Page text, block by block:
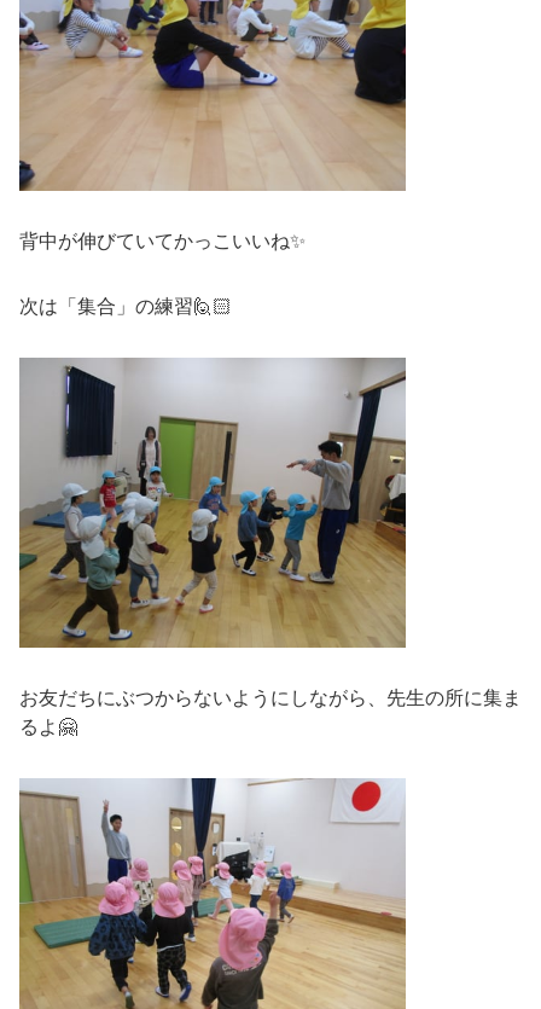
背中が伸びていてかっこいいね✨
次は「集合」の練習🙋🏻
お友だちにぶつからないようにしながら、先生の所に集ま
るよ🤗